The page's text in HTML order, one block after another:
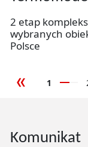
poprzedni
1
2 etap
wybranych
Polsce
Zobacz, jak
opowiadają
mieszkańców.
więcej
Komunikat